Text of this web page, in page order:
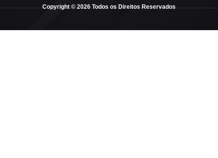
Copyright © 2026 Todos os Direitos Reservados